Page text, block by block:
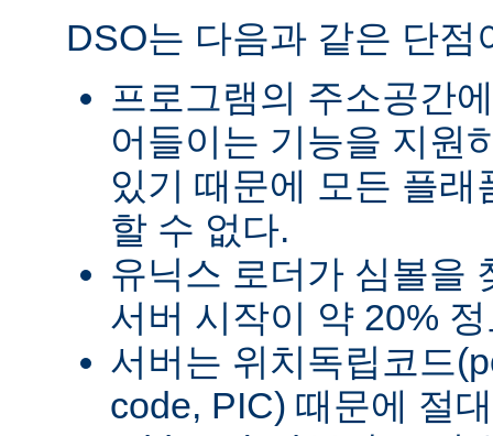
DSO는 다음과 같은 단점
프로그램의 주소공간
어들이는 기능을 지원
있기 때문에 모든 플
할 수 없다.
유닉스 로더가 심볼을
서버 시작이 약 20%
서버는 위치독립코드
code, PIC) 때문에 절